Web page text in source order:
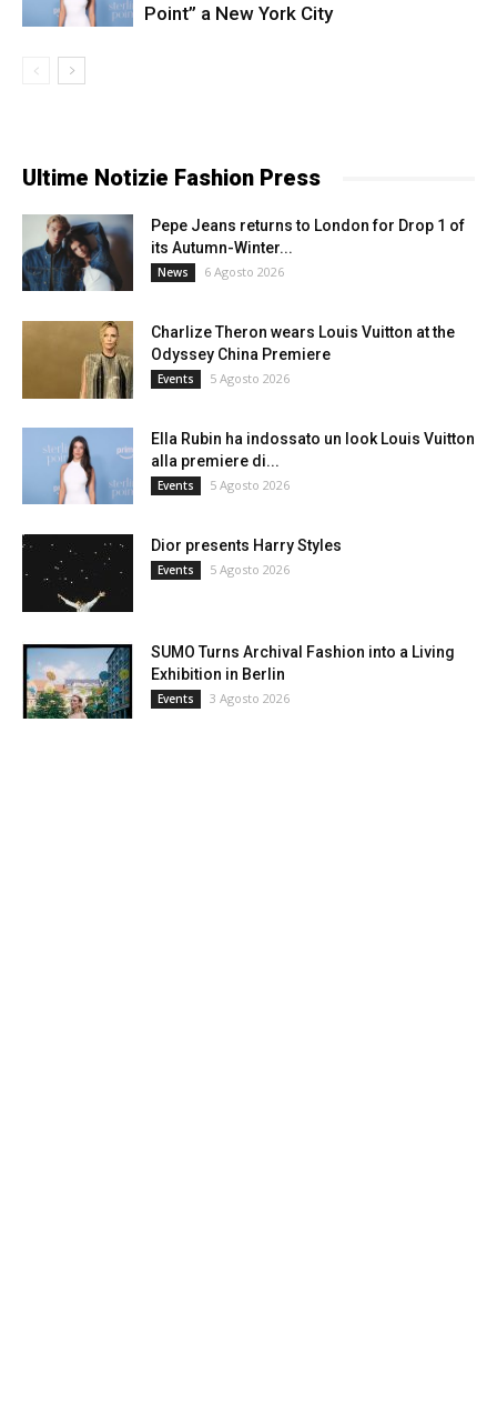
Point” a New York City
Ultime Notizie Fashion Press
Pepe Jeans returns to London for Drop 1 of
its Autumn-Winter...
News 6 Agosto 2026
Charlize Theron wears Louis Vuitton at the
Odyssey China Premiere
Events 5 Agosto 2026
Ella Rubin ha indossato un look Louis Vuitton
alla premiere di...
Events 5 Agosto 2026
Dior presents Harry Styles
Events 5 Agosto 2026
SUMO Turns Archival Fashion into a Living
Exhibition in Berlin
Events 3 Agosto 2026